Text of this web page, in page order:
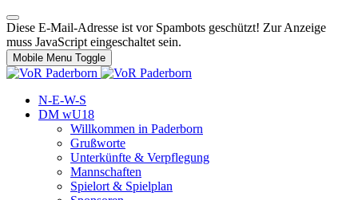
Diese E-Mail-Adresse ist vor Spambots geschützt! Zur Anzeige
muss JavaScript eingeschaltet sein.
Mobile Menu Toggle
N-E-W-S
DM wU18
Willkommen in Paderborn
Grußworte
Unterkünfte & Verpflegung
Mannschaften
Spielort & Spielplan